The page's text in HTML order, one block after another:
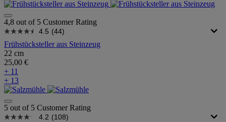
4,8 out of 5 Customer Rating
4.5 (44)
Frühstücksteller aus Steinzeug
22 cm
25,00 €
+ 11
+ 13
5 out of 5 Customer Rating
4.2 (108)